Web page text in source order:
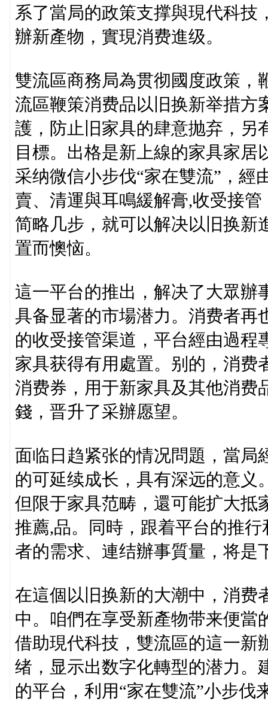
系了當局的政策支撑與現代科技
辦新產物，實現消费進级。
雙流區商務局為贯彻國度政策，
流區鞭策消费品以旧换新举措方
護，防止旧家具的肆意抛弃，另
目標。出格是新上線的家具家
采纳微信小步伐“家在雙流”，經
賣、清運與耳鳴緩解膏,收受接
简略几步，就可以解决以旧换新
置而懊恼。
這一平台的推出，解决了大眾辦
具备显著的市場潜力。消费者再
的收受接管渠道，平台經由過程
家具获得有用處置。别的，消费
消费券，用于新家具及其他消费
錢，晋升了采辦愿望。
面临日趋紧张的情况問題，當局
的可延续成长，具有深远的意义
但限于家具范畴，還可能扩大抵
推薦,品。同時，跟着平台的推
者的需求、連结辦事質量，将是
在這個以旧换新的大潮中，消费
中。咱們在享受新產物带来便當
借助現代科技，雙流區的這一新
绪，显示出数字化轉型的潜力。
的平台，利用“家在雙流”小步伐